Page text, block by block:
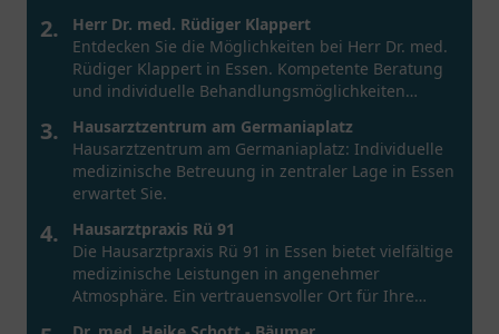
2.
Herr Dr. med. Rüdiger Klappert
Entdecken Sie die Möglichkeiten bei Herr Dr. med.
Rüdiger Klappert in Essen. Kompetente Beratung
und individuelle Behandlungsmöglichkeiten
3.
Hausarztzentrum am Germaniaplatz
Hausarztzentrum am Germaniaplatz: Individuelle
medizinische Betreuung in zentraler Lage in Essen
erwartet Sie.
4.
Hausarztpraxis Rü 91
Die Hausarztpraxis Rü 91 in Essen bietet vielfältige
medizinische Leistungen in angenehmer
Atmosphäre. Ein vertrauensvoller Ort für Ihre